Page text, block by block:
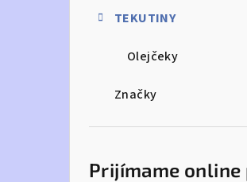
TEKUTINY
Olejčeky
Značky
Prijímame